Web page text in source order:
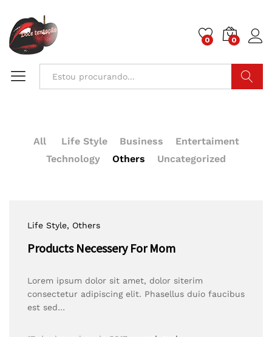
0 0
All Life Style Business
Entertaiment
Technology
Others Uncategorized
Life Style, Others
Products Necessery For Mom
Lorem ipsum dolor sit amet, dolor siterim
consectetur adipiscing elit. Phasellus duio faucibus
est sed…